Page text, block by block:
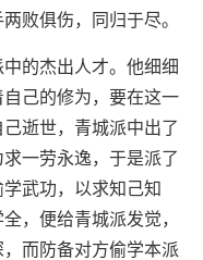
败俱伤，同归于尽。
的杰出人才。他细细
己的修为，要在这一
逝世，青城派中出了
一劳永逸，于是派了
武功，以求知己知
，便给青城派发觉，
而防备对方偷学本派